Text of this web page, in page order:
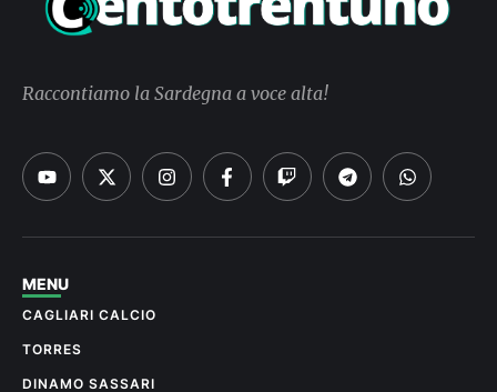
Raccontiamo la Sardegna a voce alta!
MENU
CAGLIARI CALCIO
TORRES
DINAMO SASSARI